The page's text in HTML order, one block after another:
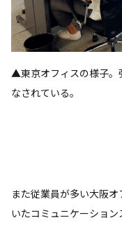
▲東京オフィスの様子。
なされている。
また従業員が多い大阪
いたコミュニケーショ